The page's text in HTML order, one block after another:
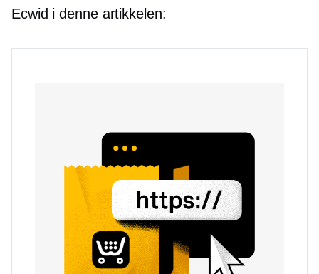
Ecwid i denne artikkelen: